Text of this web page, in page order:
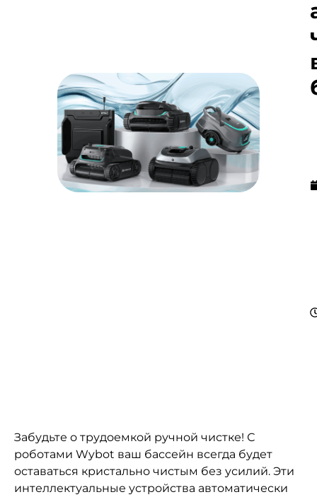
Забудьте о трудоемкой ручной чистке! С
роботами Wybot ваш бассейн всегда будет
оставаться кристально чистым без усилий. Эти
интеллектуальные устройства автоматически